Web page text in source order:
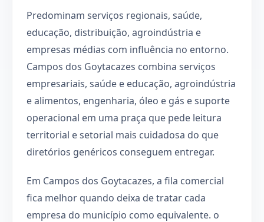
Predominam serviços regionais, saúde,
educação, distribuição, agroindústria e
empresas médias com influência no entorno.
Campos dos Goytacazes combina serviços
empresariais, saúde e educação, agroindústria
e alimentos, engenharia, óleo e gás e suporte
operacional em uma praça que pede leitura
territorial e setorial mais cuidadosa do que
diretórios genéricos conseguem entregar.
Em Campos dos Goytacazes, a fila comercial
fica melhor quando deixa de tratar cada
empresa do município como equivalente. o